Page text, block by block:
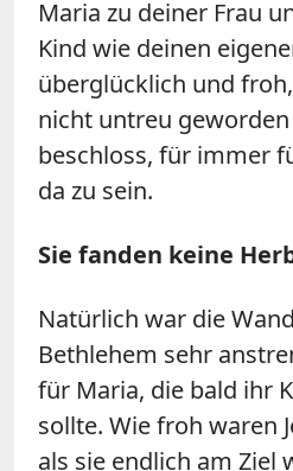
Maria zu deiner Frau
Kind wie deinen
überglücklich und
nicht untreu
beschloss, für immer
da zu sein.
Sie fanden keine
Natürlich war die
Bethlehem sehr
für Maria, die bald ihr
sollte. Wie froh waren
als sie endlich am Ziel